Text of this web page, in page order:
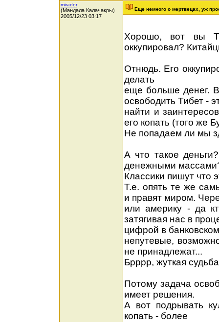
mirador
(Мандала Калачакры)
2005/12/23 03:17
Еще немного о мертвецах, уж
Хорошо, вот вы
оккупировал?
Отнюдь. Его
делать
еще больше денег.
освободить Тибет -
найти и
его копать (того же
Не попадаем ли мы
А что такое
денежными
Классики пишут что
Т.е. опять те же
и правят миром.
или америку - да
затягивая нас в
цифрой в
непутевые,
не принадлежат...
Брррр, жуткая
Потому задача
имеет решения.
А вот подрывать
копать - более